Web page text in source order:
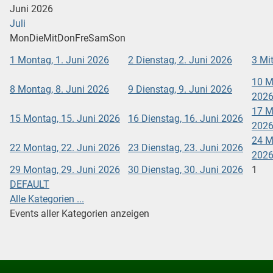
Juni 2026
Juli
MonDieMitDonFreSamSon
1 Montag, 1. Juni 2026 2 Dienstag, 2. Juni 2026 3
8 Montag, 8. Juni 2026 9 Dienstag, 9. Juni 2026
10
2026
15 Montag, 15. Juni 2026 16 Dienstag, 16. Juni 2026
17
2026
22 Montag, 22. Juni 2026 23 Dienstag, 23. Juni 2026
24
2026
29 Montag, 29. Juni 2026 30 Dienstag, 30. Juni 2026
1
DEFAULT
Alle Kategorien ...
Events aller Kategorien anzeigen